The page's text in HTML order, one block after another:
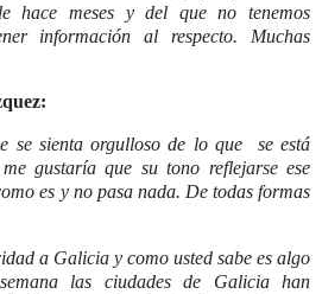
hace meses y del que no tenemos
información al respecto. Muchas
se sienta orgulloso de lo que se está
gustaría que su tono reflejarse ese
es y no pasa nada. De todas formas
a Galicia y como usted sabe es algo
las ciudades de Galicia han